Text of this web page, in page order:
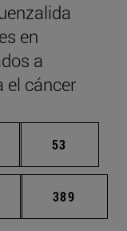
en
a
el cáncer
intermedias
Página
53
intermedias
Página
389